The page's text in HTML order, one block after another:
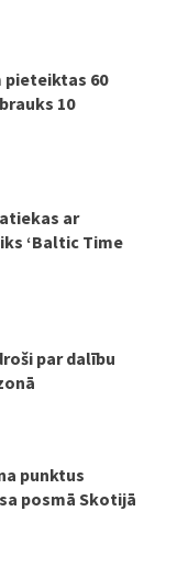
pieteiktas 60
10
ar
‘Baltic Time
par dalību
punktus
posmā Skotijā